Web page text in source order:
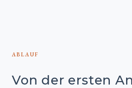
ABLAUF
Von der ersten